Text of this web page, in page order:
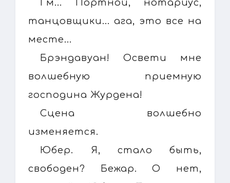
Гм... Портной, нотариус,
танцовщики... ага, это все на
месте...
Брэндавуан! Освети мне
волшебную приемную
господина Журдена!
Сцена волшебно
изменяется.
Юбер. Я, стало быть,
свободен? Бежар. О нет,